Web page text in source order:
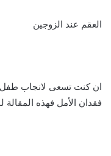
العقم عند الزوجين
ان كنت تسعى لانجاب
فقدان الأمل فهذه المقالة